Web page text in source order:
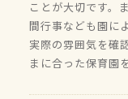
ことが大切です。
間行事なども園に
実際の雰囲気を確
まに合った保育園